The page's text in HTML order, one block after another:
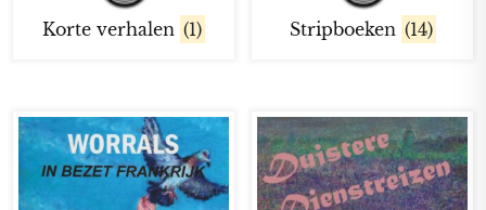
Korte verhalen (1) Stripboeken (14)